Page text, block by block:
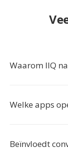
Waarom IIQ
Welke apps
Beïnvloedt